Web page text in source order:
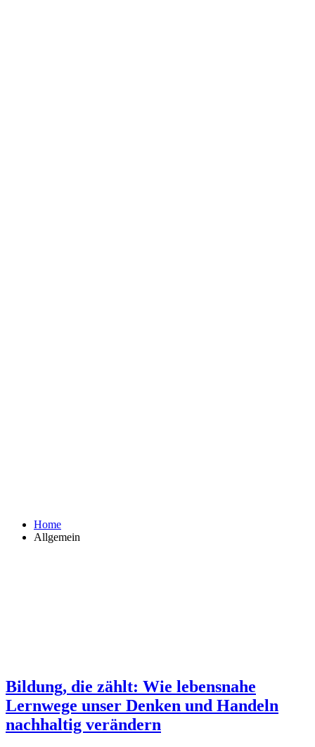
Home
Allgemein
Bildung, die zählt: Wie lebensnahe
Lernwege unser Denken und Handeln
nachhaltig verändern